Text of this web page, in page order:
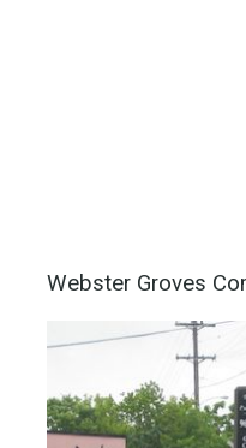
Webster Groves